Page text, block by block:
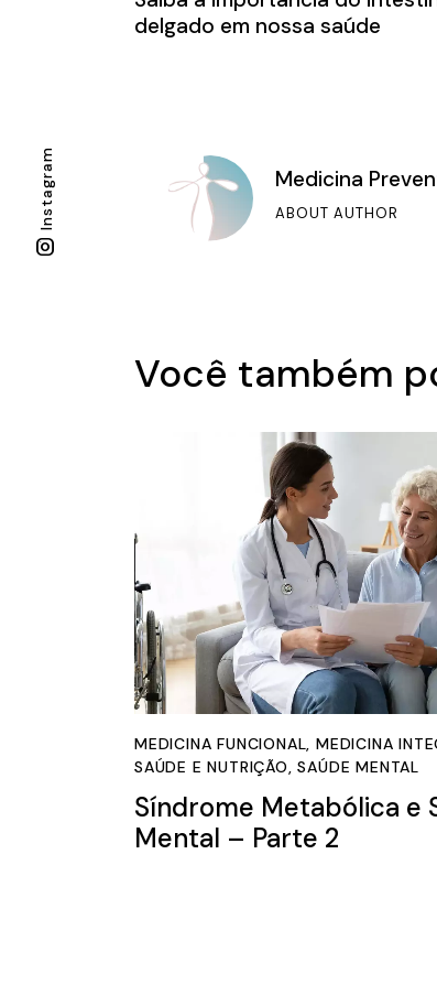
delgado em nossa saúde
Medicina
ABOUT AUTHOR
Você também
MEDICINA FUNCIONAL,MEDICINA
SAÚDE E NUTRIÇÃO,SAÚDE MENTAL
Síndrome Metabólica e
Mental – Parte 2
Instagram